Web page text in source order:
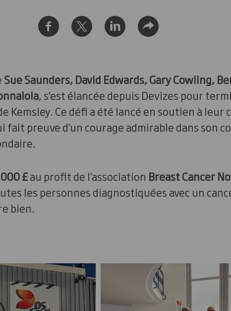
Sue Saunders, David Edwards, Gary Cowling,
, s’est élancée depuis Devizes pour
Kemsley. Ce défi a été lancé en soutien à leur
fait preuve d’un courage admirable dans son
£au profit de l’association Breast Cancer
les personnes diagnostiquées avec un
bien.